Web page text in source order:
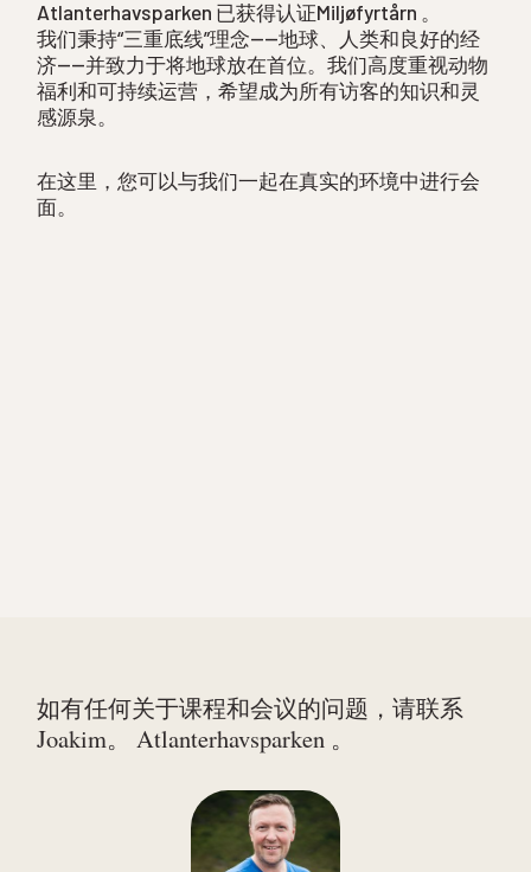
Atlanterhavsparken 已获得认证Miljøfyrtårn 。
我们秉持“三重底线”理念——地球、人类和良好的经
济——并致力于将地球放在首位。我们高度重视动物
福利和可持续运营，希望成为所有访客的知识和灵
感源泉。
在这里，您可以与我们一起在真实的环境中进行会
面。
如有任何关于课程和会议的问题，请联系
Joakim。 Atlanterhavsparken 。